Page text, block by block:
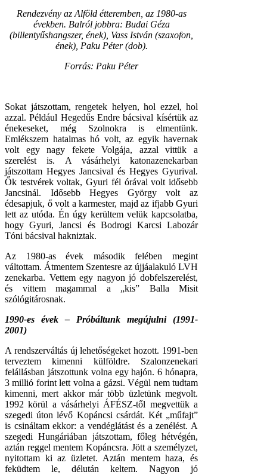
Rendezvény az Alföld étteremben, az 1980-as
években. Balról jobbra: Budai Géza
(billentyűshangszer, ének), Vass István (szaxofon,
ének), Paku Péter (dob).
Forrás: Paku Péter
Sokat játszottam, rengetek helyen, hol ezzel, hol
azzal. Például Hegedűs Endre bácsival kísértük az
énekeseket, még Szolnokra is elmentünk.
Emlékszem hatalmas hó volt, az egyik havernak
volt egy nagy fekete Volgája, azzal vittük a
szerelést is. A vásárhelyi katonazenekarban
játszottam Hegyes Jancsival és Hegyes Gyurival.
Ők testvérek voltak, Gyuri fél órával volt idősebb
Jancsinál. Idősebb Hegyes György volt az
édesapjuk, ő volt a karmester, majd az ifjabb Gyuri
lett az utóda. Én úgy kerültem velük kapcsolatba,
hogy Gyuri, Jancsi és Bodrogi Karcsi Labozár
Tóni bácsival hakniztak.
Az 1980-as évek második felében megint
váltottam. Átmentem Szentesre az újjáalakuló LVH
zenekarba. Vettem egy nagyon jó dobfelszerelést,
és vittem magammal a „kis” Balla Misit
szólógitárosnak.
1990-es évek – Próbáltunk megújulni (1991-
2001)
A rendszerváltás új lehetőségeket hozott. 1991-ben
terveztem kimenni külföldre. Szalonzenekari
felállásban játszottunk volna egy hajón. 6 hónapra,
3 millió forint lett volna a gázsi. Végül nem tudtam
kimenni, mert akkor már több üzletünk megvolt.
1992 körül a vásárhelyi ÁFÉSZ-től megvettük a
szegedi úton lévő Kopáncsi csárdát. Két „műfajt”
is csináltam ekkor: a vendéglátást és a zenélést. A
szegedi Hungáriában játszottam, főleg hétvégén,
aztán reggel mentem Kopáncsra. Jött a személyzet,
nyitottam ki az üzletet. Aztán mentem haza, és
feküdtem le, délután keltem. Nagyon jó